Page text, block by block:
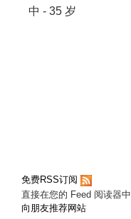
中 - 35 岁
免费RSS订阅
直接在您的 Feed 阅读器中
向朋友推荐网站